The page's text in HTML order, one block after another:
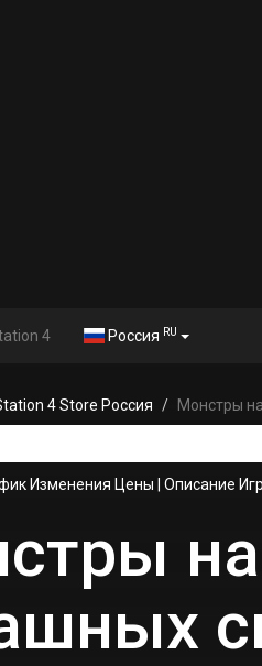
4 Россия RU
4 Store Россия Монстры
Изменения Цены Описание